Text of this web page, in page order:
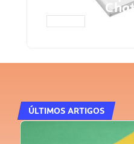
Prompts
ÚLTIMOS ARTIGOS